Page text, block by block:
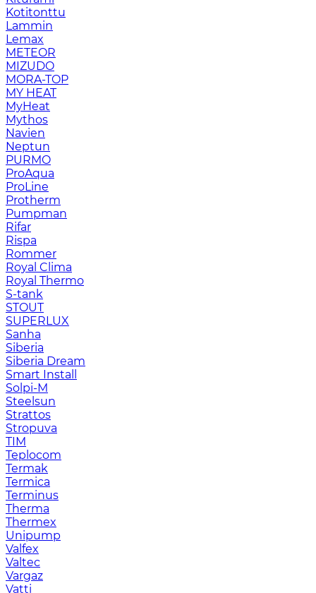
Kotitonttu
Lammin
Lemax
METEOR
MIZUDO
MORA-TOP
MY HEAT
MyHeat
Mythos
Navien
Neptun
PURMO
ProAqua
ProLine
Protherm
Pumpman
Rifar
Rispa
Rommer
Royal Clima
Royal Thermo
S-tank
STOUT
SUPERLUX
Sanha
Siberia
Siberia Dream
Smart Install
Solpi-M
Steelsun
Strattos
Stropuva
TIM
Teplocom
Termak
Termica
Terminus
Therma
Thermex
Unipump
Valfex
Valtec
Vargaz
Vatti